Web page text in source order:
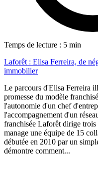
Temps de lecture : 5 min
Laforêt : Elisa Ferreira, de
immobilier
Le parcours d'Elisa Ferreira
promesse du modèle
l'autonomie d'un chef
l'accompagnement d'un
franchisée Laforêt dirige trois
manage une équipe de 15
débutée en 2010 par un
démontre comment...